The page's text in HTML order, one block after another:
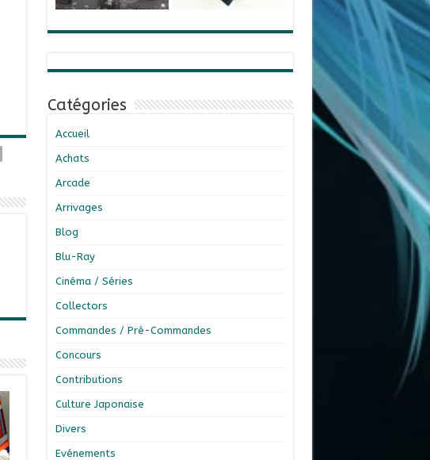
Catégories
Accueil
Achats
Arcade
Arrivages
Blog
Blu-Ray
Cinéma / Séries
Collectors
Commandes / Pré-Commandes
Concours
Contributions
Culture Japonaise
Divers
Evénements